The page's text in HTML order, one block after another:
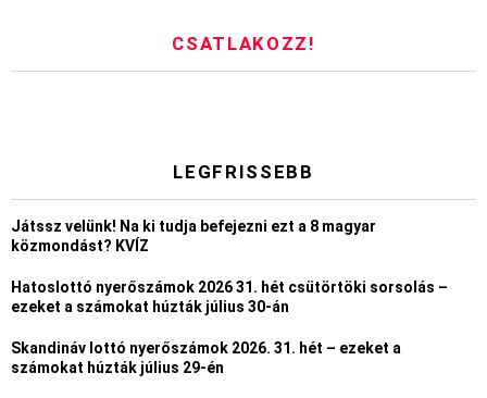
CSATLAKOZZ!
LEGFRISSEBB
Játssz velünk! Na ki tudja befejezni ezt a 8 magyar
közmondást? KVÍZ
Hatoslottó nyerőszámok 2026 31. hét csütörtöki sorsolás –
ezeket a számokat húzták július 30-án
Skandináv lottó nyerőszámok 2026. 31. hét – ezeket a
számokat húzták július 29-én